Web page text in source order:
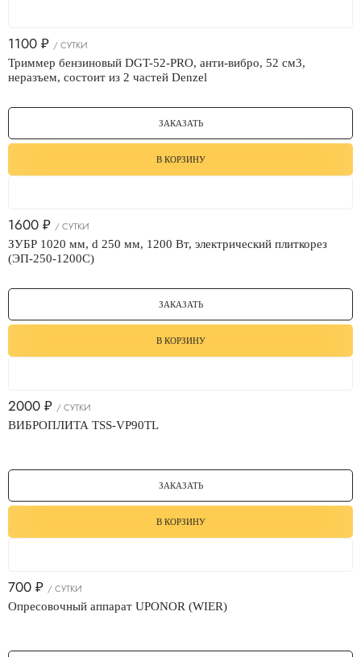
1100 ₽ / СУТКИ
Триммер бензиновый DGT-52-PRO, анти-вибро, 52 см3,
неразъем, состоит из 2 частей Denzel
ЗАКАЗАТЬ
В КОРЗИНУ
1600 ₽ / СУТКИ
ЗУБР 1020 мм, d 250 мм, 1200 Вт, электрический плиткорез
(ЭП-250-1200С)
ЗАКАЗАТЬ
В КОРЗИНУ
2000 ₽ / СУТКИ
ВИБРОПЛИТА TSS-VP90TL
ЗАКАЗАТЬ
В КОРЗИНУ
700 ₽ / СУТКИ
Опресовочный аппарат UPONOR (WIER)